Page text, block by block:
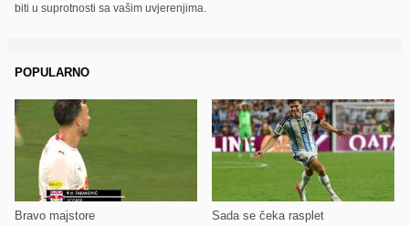
biti u suprotnosti sa vašim uvjerenjima.
POPULARNO
Bravo majstore Sada se čeka rasplet